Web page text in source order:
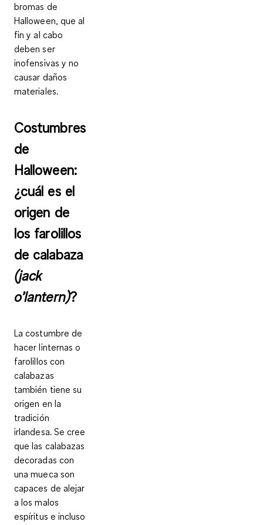
bromas de
Halloween, que al
fin y al cabo
deben ser
inofensivas y no
causar daños
materiales.
Costumbres
de
Halloween:
¿cuál es el
origen de
los farolillos
de calabaza
(jack
o’lantern)?
La costumbre de
hacer linternas o
farolillos con
calabazas
también tiene su
origen en la
tradición
irlandesa. Se cree
que las calabazas
decoradas con
una mueca son
capaces de alejar
a los malos
espíritus e incluso